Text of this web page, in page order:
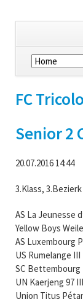
navigation
FC
Senior 2
20.07.2016 14:44
3.Klass,
AS La Jeunesse
Yellow Boys
AS Luxembourg
US Rumelange III
SC Bettembourg
UN Kaerjeng 97 III
Union Titus